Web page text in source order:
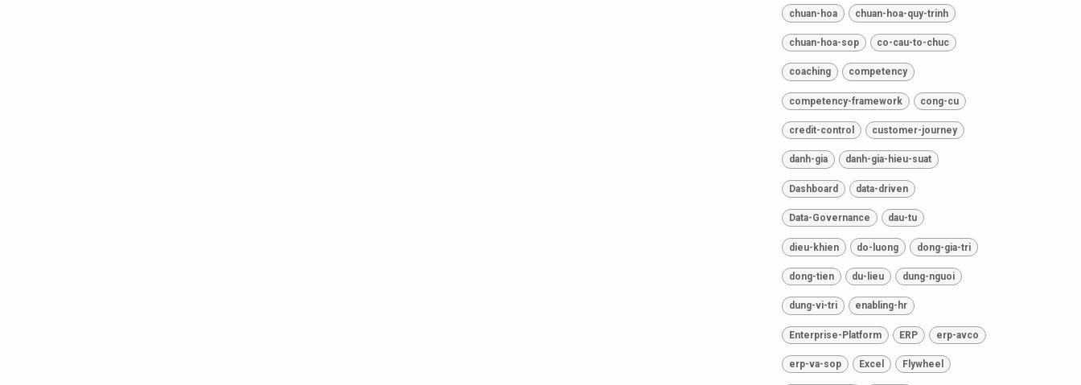
chuan-hoa chuan-hoa-quy-trinh
chuan-hoa-sop co-cau-to-chuc
coaching competency
competency-framework cong-cu
credit-control customer-journey
danh-gia danh-gia-hieu-suat
Dashboard data-driven
Data-Governance dau-tu
dieu-khien do-luong dong-gia-tri
dong-tien du-lieu dung-nguoi
dung-vi-tri enabling-hr
Enterprise-Platform ERP erp-avco
erp-va-sop Excel Flywheel